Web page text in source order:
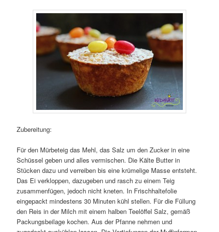
Zubereitung:
Für den Mürbeteig das Mehl, das Salz um den Zucker in eine
Schüssel geben und alles vermischen. Die Kälte Butter in
Stücken dazu und verreiben bis eine krümelige Masse entsteht.
Das Ei verkloppen, dazugeben und rasch zu einem Teig
zusammenfügen, jedoch nicht kneten. In Frischhaltefolie
eingepackt mindestens 30 Minuten kühl stellen. Für die Füllung
den Reis in der Milch mit einem halben Teelöffel Salz, gemäß
Packungsbeilage kochen. Aus der Pfanne nehmen und